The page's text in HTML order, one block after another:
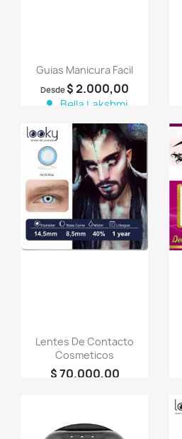
Guias Manicura Facil
Desde $ 2.000,00
person Bella Lakshmi
Lentes De Contacto
Cosmeticos
$ 70.000,00
favorite_border